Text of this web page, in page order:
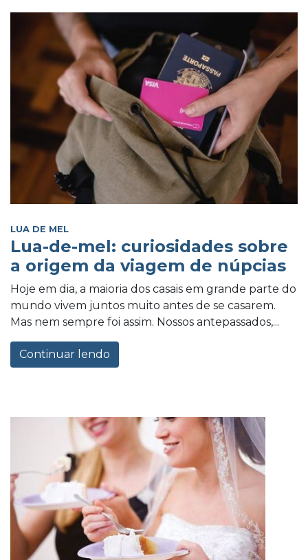
LUA DE MEL
Lua-de-mel: curiosidades sobre
a origem da viagem de núpcias
Hoje em dia, a maioria dos casais em grande parte do
mundo vivem juntos muito antes de se casarem.
Mas nem sempre foi assim. Nossos antepassados,...
Continuar lendo